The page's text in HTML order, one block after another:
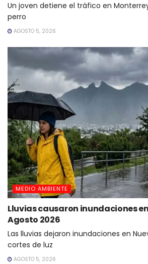
Un joven detiene el tráfico en
perro
AGOSTO 5, 2026
MEDIO AMBIENTE
Lluvias causaron inundaciones
Agosto 2026
Las lluvias dejaron inundaciones en
cortes de luz
AGOSTO 5, 2026